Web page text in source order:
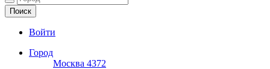
Войти
Город
Москва 4372